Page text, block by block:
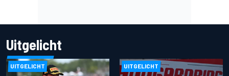
Uitgelicht
UITGELICHT UITGELICHT